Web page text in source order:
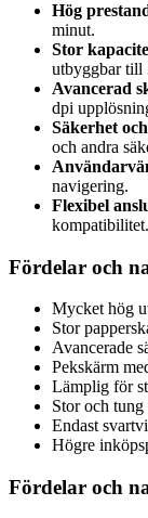
Hög
minut.
Stor
utbyggbar till
Avancerad
dpi
Säkerhet
och andra
navigering.
Flexibel
kompatibilitet.
Fördelar och
Mycket hög
Stor
Avancerade
Pekskärm
Lämplig för
Stor och
Endast
Högre
Fördelar och